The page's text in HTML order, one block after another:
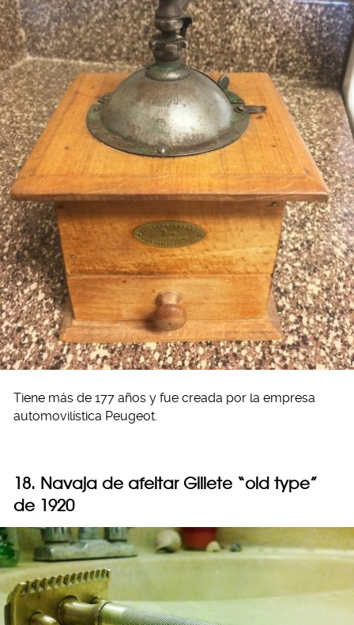
Tiene más de 177 años y fue creada por la empresa
automovilística Peugeot.
18. Navaja de afeitar Gillete “old type”
de 1920